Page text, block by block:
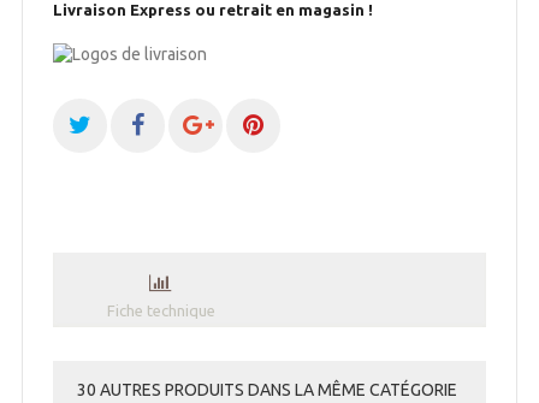
Livraison Express ou retrait en magasin !
Fiche technique
30 AUTRES PRODUITS DANS LA MÊME CATÉGORIE